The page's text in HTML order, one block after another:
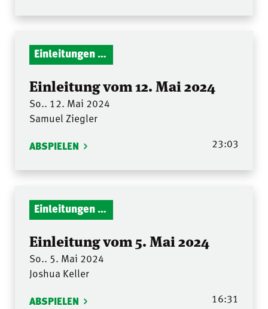
Einleitungen Gottesdienst
Einleitung vom 12. Mai 2024
So.. 12. Mai 2024
Samuel Ziegler
ABSPIELEN 23:03
Einleitungen Gottesdienst
Einleitung vom 5. Mai 2024
So.. 5. Mai 2024
Joshua Keller
ABSPIELEN 16:31